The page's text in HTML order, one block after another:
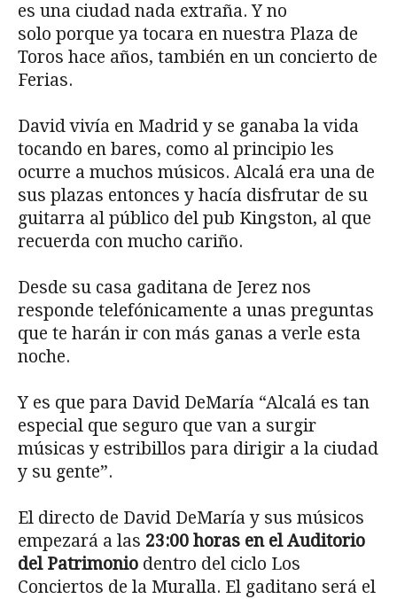
es una ciudad nada extraña. Y no
solo porque ya tocara en nuestra Plaza de
Toros hace años, también en un concierto de
Ferias.
David vivía en Madrid y se ganaba la vida
tocando en bares, como al principio les
ocurre a muchos músicos. Alcalá era una de
sus plazas entonces y hacía disfrutar de su
guitarra al público del pub Kingston, al que
recuerda con mucho cariño.
Desde su casa gaditana de Jerez nos
responde telefónicamente a unas preguntas
que te harán ir con más ganas a verle esta
noche.
Y es que para David DeMaría “Alcalá es tan
especial que seguro que van a surgir
músicas y estribillos para dirigir a la ciudad
y su gente”.
El directo de David DeMaría y sus músicos
empezará a las 23:00 horas en el Auditorio
del Patrimonio dentro del ciclo Los
Conciertos de la Muralla. El gaditano será el